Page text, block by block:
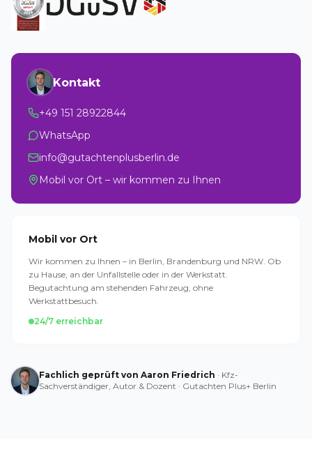
Kontakt
+49 151 28922844
WhatsApp
info@gutachtenplusberlin.de
Mobil vor Ort – wir kommen zu Ihnen
Mobil vor Ort
Wir kommen zu Ihnen – in Berlin, Brandenburg und NRW. Ob
zu Hause, an der Unfallstelle oder in der Werkstatt.
Begutachtung am stehenden Fahrzeug, ohne
Werkstattbesuch.
24/7 erreichbar
Fachlich geprüft von Aaron Friedrich · Kfz-
Sachverständiger, Autor & Dozent · Gutachten Plus+ Berlin